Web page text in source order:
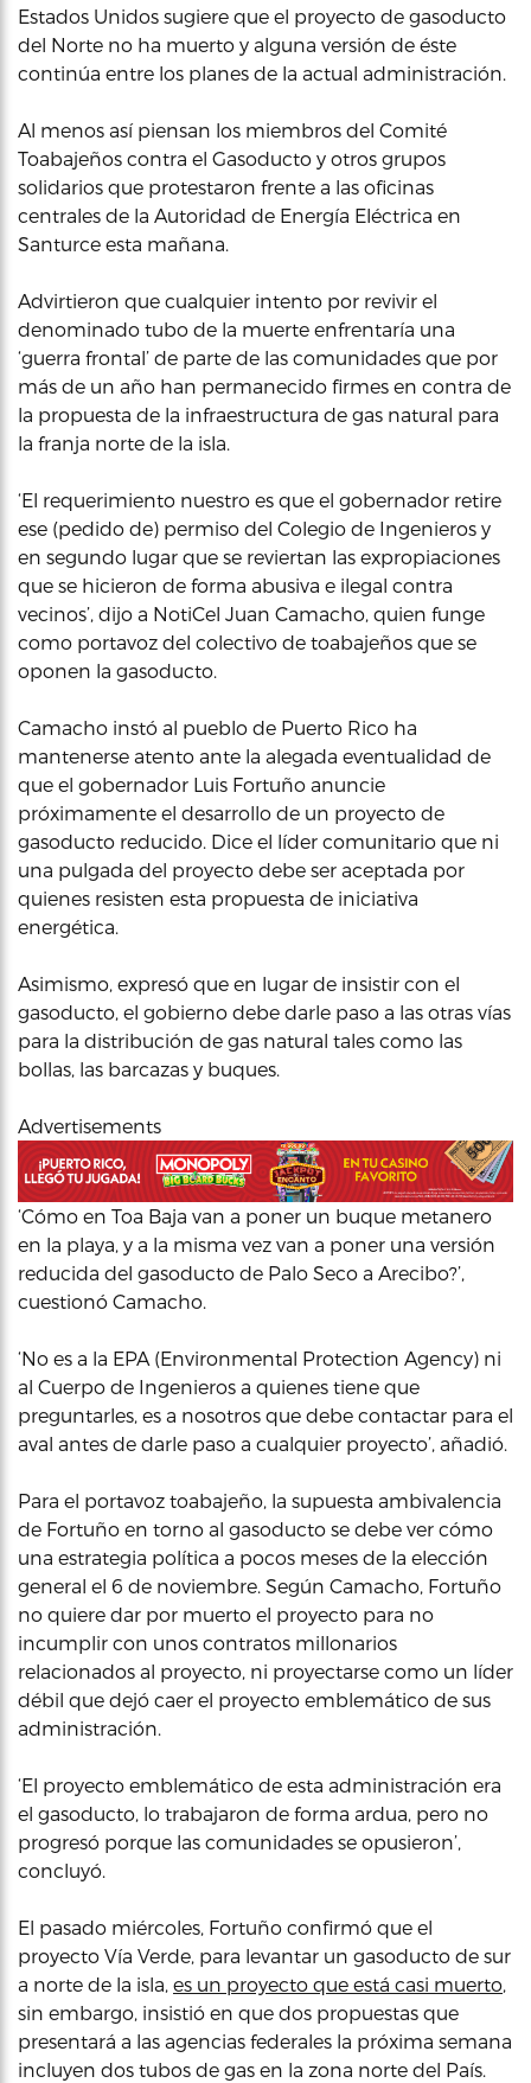
Estados Unidos sugiere que el proyecto de gasoducto
del Norte no ha muerto y alguna versión de éste
continúa entre los planes de la actual administración.
Al menos así piensan los miembros del Comité
Toabajeños contra el Gasoducto y otros grupos
solidarios que protestaron frente a las oficinas
centrales de la Autoridad de Energía Eléctrica en
Santurce esta mañana.
Advirtieron que cualquier intento por revivir el
denominado tubo de la muerte enfrentaría una
‘guerra frontal’ de parte de las comunidades que por
más de un año han permanecido firmes en contra de
la propuesta de la infraestructura de gas natural para
la franja norte de la isla.
‘El requerimiento nuestro es que el gobernador retire
ese (pedido de) permiso del Colegio de Ingenieros y
en segundo lugar que se reviertan las expropiaciones
que se hicieron de forma abusiva e ilegal contra
vecinos’, dijo a NotiCel Juan Camacho, quien funge
como portavoz del colectivo de toabajeños que se
oponen la gasoducto.
Camacho instó al pueblo de Puerto Rico ha
mantenerse atento ante la alegada eventualidad de
que el gobernador Luis Fortuño anuncie
próximamente el desarrollo de un proyecto de
gasoducto reducido. Dice el líder comunitario que ni
una pulgada del proyecto debe ser aceptada por
quienes resisten esta propuesta de iniciativa
energética.
Asimismo, expresó que en lugar de insistir con el
gasoducto, el gobierno debe darle paso a las otras vías
para la distribución de gas natural tales como las
bollas, las barcazas y buques.
Advertisements
‘Cómo en Toa Baja van a poner un buque metanero
en la playa, y a la misma vez van a poner una versión
reducida del gasoducto de Palo Seco a Arecibo?’,
cuestionó Camacho.
‘No es a la EPA (Environmental Protection Agency) ni
al Cuerpo de Ingenieros a quienes tiene que
preguntarles, es a nosotros que debe contactar para el
aval antes de darle paso a cualquier proyecto’, añadió.
Para el portavoz toabajeño, la supuesta ambivalencia
de Fortuño en torno al gasoducto se debe ver cómo
una estrategia política a pocos meses de la elección
general el 6 de noviembre. Según Camacho, Fortuño
no quiere dar por muerto el proyecto para no
incumplir con unos contratos millonarios
relacionados al proyecto, ni proyectarse como un líder
débil que dejó caer el proyecto emblemático de sus
administración.
‘El proyecto emblemático de esta administración era
el gasoducto, lo trabajaron de forma ardua, pero no
progresó porque las comunidades se opusieron’,
concluyó.
El pasado miércoles, Fortuño confirmó que el
proyecto Vía Verde, para levantar un gasoducto de sur
a norte de la isla, es un proyecto que está casi muerto
sin embargo, insistió en que dos propuestas que
presentará a las agencias federales la próxima semana
incluyen dos tubos de gas en la zona norte del País.